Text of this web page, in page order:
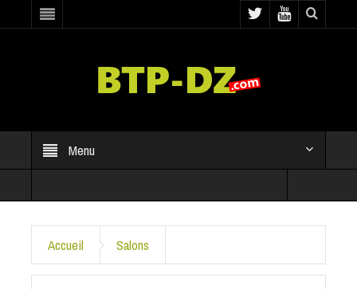
Menu
Accueil Salons